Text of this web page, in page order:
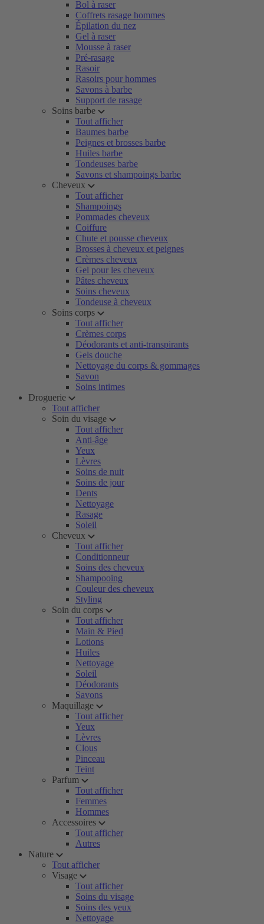
Bol à raser
Coffrets rasage hommes
Épilation du nez
Gel à raser
Mousse à raser
Pré-rasage
Rasoir
Rasoirs pour hommes
Savons à barbe
Support de rasage
Soins barbe
Tout afficher
Baumes barbe
Peignes et brosses barbe
Huiles barbe
Tondeuses barbe
Savons et shampoings barbe
Cheveux
Tout afficher
Shampoings
Pommades cheveux
Coiffure
Chute et pousse cheveux
Brosses à cheveux et peignes
Crèmes cheveux
Gel pour les cheveux
Pâtes cheveux
Soins cheveux
Tondeuse à cheveux
Soins corps
Tout afficher
Crèmes corps
Déodorants et anti-transpirants
Gels douche
Nettoyage du corps & gommages
Savon
Soins intimes
Droguerie
Tout afficher
Soin du visage
Tout afficher
Anti-âge
Yeux
Lèvres
Soins de nuit
Soins de jour
Dents
Nettoyage
Rasage
Soleil
Cheveux
Tout afficher
Conditionneur
Soins des cheveux
Shampooing
Couleur des cheveux
Styling
Soin du corps
Tout afficher
Main & Pied
Lotions
Huiles
Nettoyage
Soleil
Déodorants
Savons
Maquillage
Tout afficher
Yeux
Lèvres
Clous
Pinceau
Teint
Parfum
Tout afficher
Femmes
Hommes
Accessoires
Tout afficher
Autres
Nature
Tout afficher
Visage
Tout afficher
Soins du visage
Soins des yeux
Nettoyage